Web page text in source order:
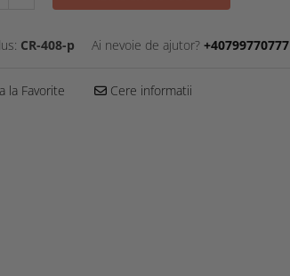
CR-408-p Ai nevoie de ajutor? +40799770777
la Favorite Cere informatii